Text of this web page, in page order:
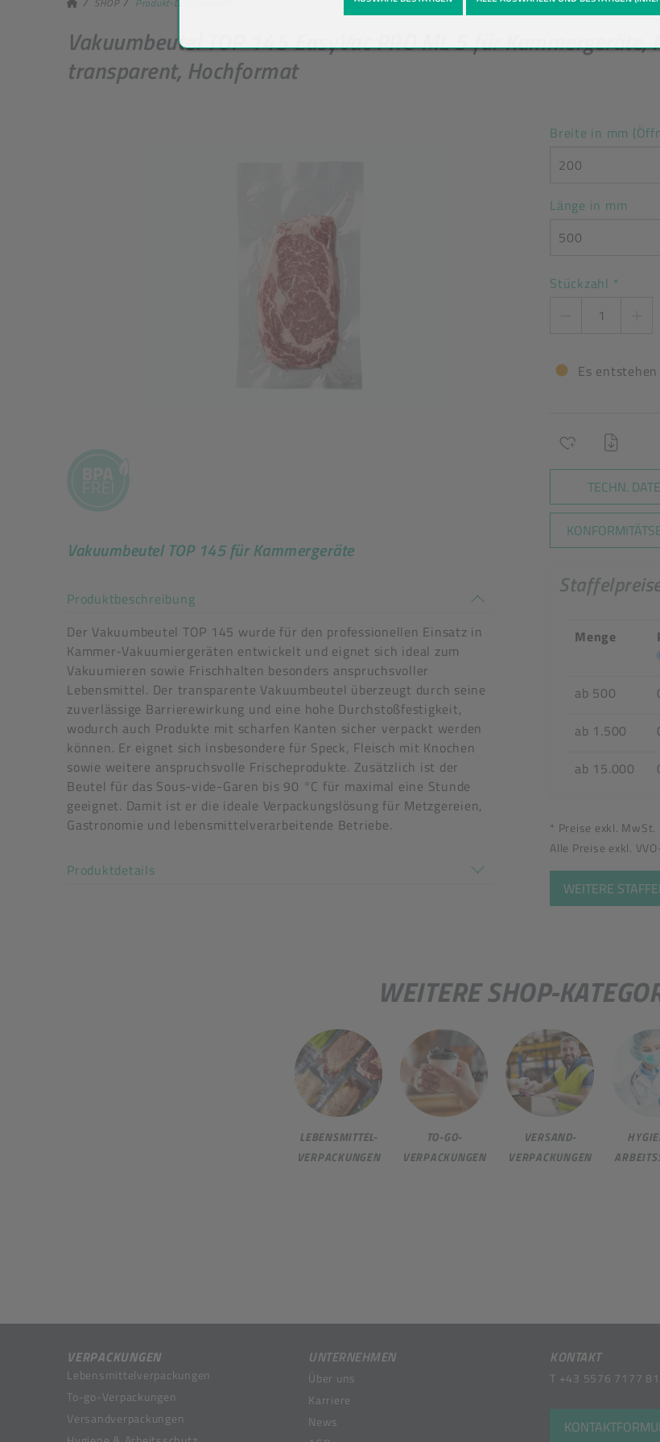
Vakuumbeutel TOP 145 EasyVac PRO ML 5 für
transparent, Hochformat
Vakuumbeutel TOP 145 für Kammergeräte
Produktbeschreibung
Akkordeon auf-/zuklappen stimmen nicht überein
Der Vakuumbeutel TOP 145 wurde für den professionellen Einsatz in
Kammer-Vakuumiergeräten entwickelt und eignet sich ideal zum
Vakuumieren sowie Frischhalten besonders anspruchsvoller
Lebensmittel. Der transparente Vakuumbeutel überzeugt durch seine
zuverlässige Barrierewirkung und eine hohe Durchstoßfestigkeit,
wodurch auch Produkte mit scharfen Kanten sicher verpackt werden
können. Er eignet sich insbesondere für Speck, Fleisch mit Knochen
sowie weitere anspruchsvolle Frischeprodukte. Zusätzlich ist der
Beutel für das Sous-vide-Garen bis 90 °C für maximal eine Stunde
geeignet. Damit ist er die ideale Verpackungslösung für Metzgereien,
Gastronomie und lebensmittelverarbeitende Betriebe.
Produktdetails
Breite in mm
200
Länge in mm
500
Stückzahl *
Es
TECHN.
Menge
ab 500
ab 1.500
ab 15.000
* Preise exkl.
Alle Preise exkl.
WEITERE
WEITERE SHOP-
LEBENSMITTEL-
VERPACKUNGEN
TO-GO-
VERPACKUNGEN
VERSAND-
VERPACKUNGEN
VERPACKUNGEN
Lebensmittelverpackungen
To-go-Verpackungen
Versandverpackungen
UNTERNEHMEN
Über uns
Karriere
News
KONTAKT
T +43 5576 7177